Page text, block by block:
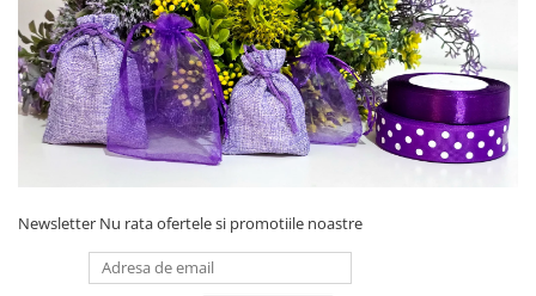
Newsletter Nu rata ofertele si promotiile noastre